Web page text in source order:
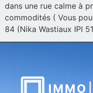
dans une rue calme à
commodités ( Vous
84 (Nika Wastiaux IPI